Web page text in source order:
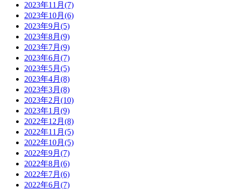
2023年11月(7)
2023年10月(6)
2023年9月(5)
2023年8月(9)
2023年7月(9)
2023年6月(7)
2023年5月(5)
2023年4月(8)
2023年3月(8)
2023年2月(10)
2023年1月(9)
2022年12月(8)
2022年11月(5)
2022年10月(5)
2022年9月(7)
2022年8月(6)
2022年7月(6)
2022年6月(7)